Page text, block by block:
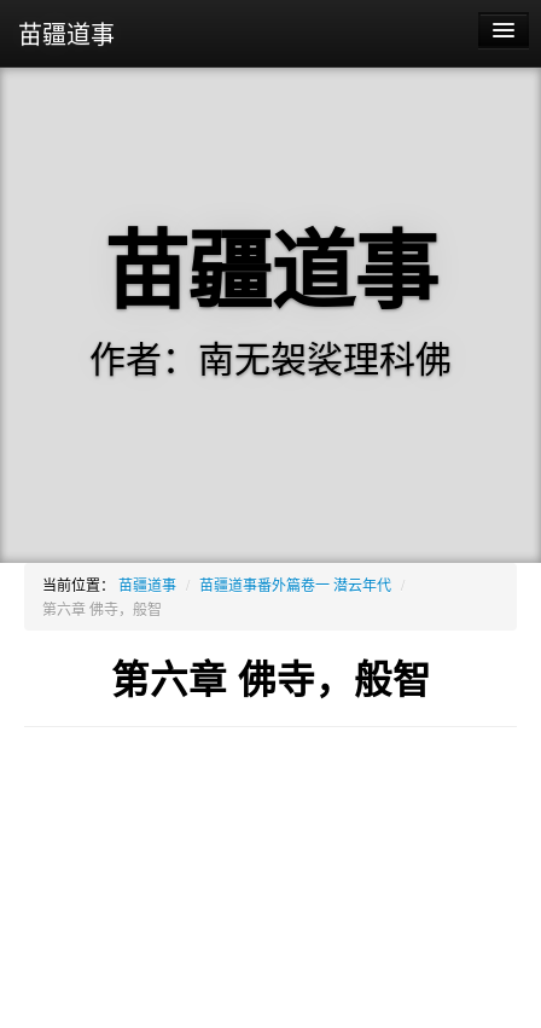
苗疆道事
苗疆道事
作者：南无袈裟理科佛
当前位置： 苗疆道事 / 苗疆道事番外篇卷一 潜云年代 /
第六章 佛寺，般智
第六章 佛寺，般智